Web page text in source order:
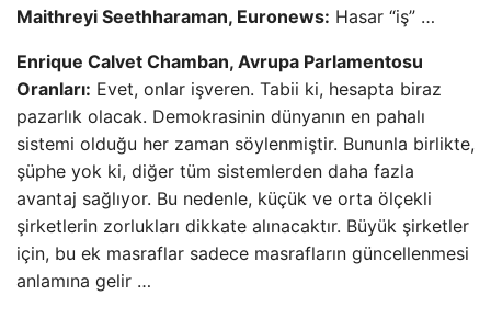
Maithreyi Seethharaman, Euronews: Hasar “iş” …
Enrique Calvet Chamban, Avrupa Parlamentosu
Oranları: Evet, onlar işveren. Tabii ki, hesapta biraz
pazarlık olacak. Demokrasinin dünyanın en pahalı
sistemi olduğu her zaman söylenmiştir. Bununla birlikte,
şüphe yok ki, diğer tüm sistemlerden daha fazla
avantaj sağlıyor. Bu nedenle, küçük ve orta ölçekli
şirketlerin zorlukları dikkate alınacaktır. Büyük şirketler
için, bu ek masraflar sadece masrafların güncellenmesi
anlamına gelir …